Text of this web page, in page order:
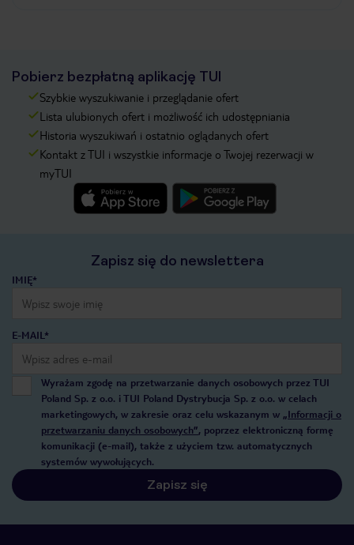
Pobierz bezpłatną aplikację TUI
Szybkie wyszukiwanie i przeglądanie ofert
Lista ulubionych ofert i możliwość ich udostępniania
Historia wyszukiwań i ostatnio oglądanych ofert
Kontakt z TUI i wszystkie informacje o Twojej rezerwacji w
myTUI
Zapisz się do newslettera
IMIĘ*
E-MAIL*
Wyrażam zgodę na przetwarzanie danych osobowych przez TUI
Poland Sp. z o.o. i TUI Poland Dystrybucja Sp. z o.o. w celach
marketingowych, w zakresie oraz celu wskazanym w „Informacji o
przetwarzaniu danych osobowych”, poprzez elektroniczną formę
komunikacji (e-mail), także z użyciem tzw. automatycznych
systemów wywołujących.
Zapisz się